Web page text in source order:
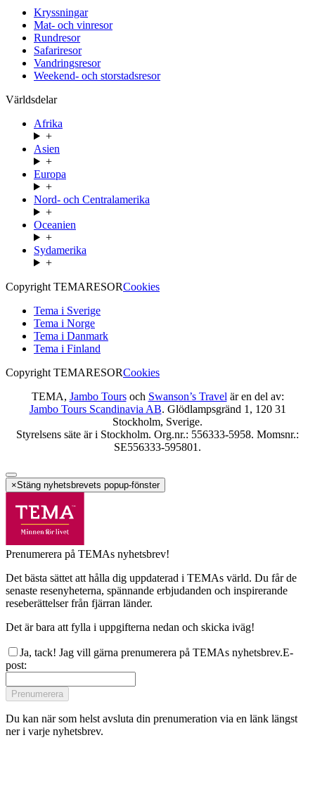
Kryssningar
Mat- och vinresor
Rundresor
Safariresor
Vandringsresor
Weekend- och storstadsresor
Världsdelar
Afrika
+
Asien
+
Europa
+
Nord- och Centralamerika
+
Oceanien
+
Sydamerika
+
Copyright TEMARESORCookies
Tema i Sverige
Tema i Norge
Tema i Danmark
Tema i Finland
Copyright TEMARESORCookies
TEMA, Jambo Toursoch Swanson’s Travel är en del av:
Jambo Tours Scandinavia AB. Glödlampsgränd 1, 120 31
Stockholm, Sverige.
Styrelsens säte är i Stockholm. Org.nr.: 556333-5958. Momsnr.:
SE556333-595801.
×Stäng nyhetsbrevets popup-fönster
Prenumerera på TEMAs nyhetsbrev!
Det bästa sättet att hålla dig uppdaterad i TEMAs värld. Du får de
senaste resenyheterna, spännande erbjudanden och inspirerande
reseberättelser från fjärran länder.
Det är bara att fylla i uppgifterna nedan och skicka iväg!
Ja, tack! Jag vill gärna prenumerera på TEMAs nyhetsbrev.E-
post:
Prenumerera
Du kan när som helst avsluta din prenumeration via en länk längst
ner i varje nyhetsbrev.